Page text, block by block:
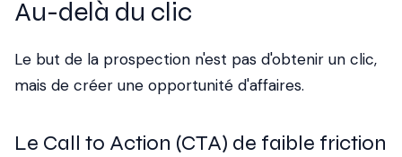
Au-delà du clic
Le but de la prospection n'est pas d'obtenir un clic,
mais de créer une opportunité d'affaires.
Le Call to Action (CTA) de faible friction